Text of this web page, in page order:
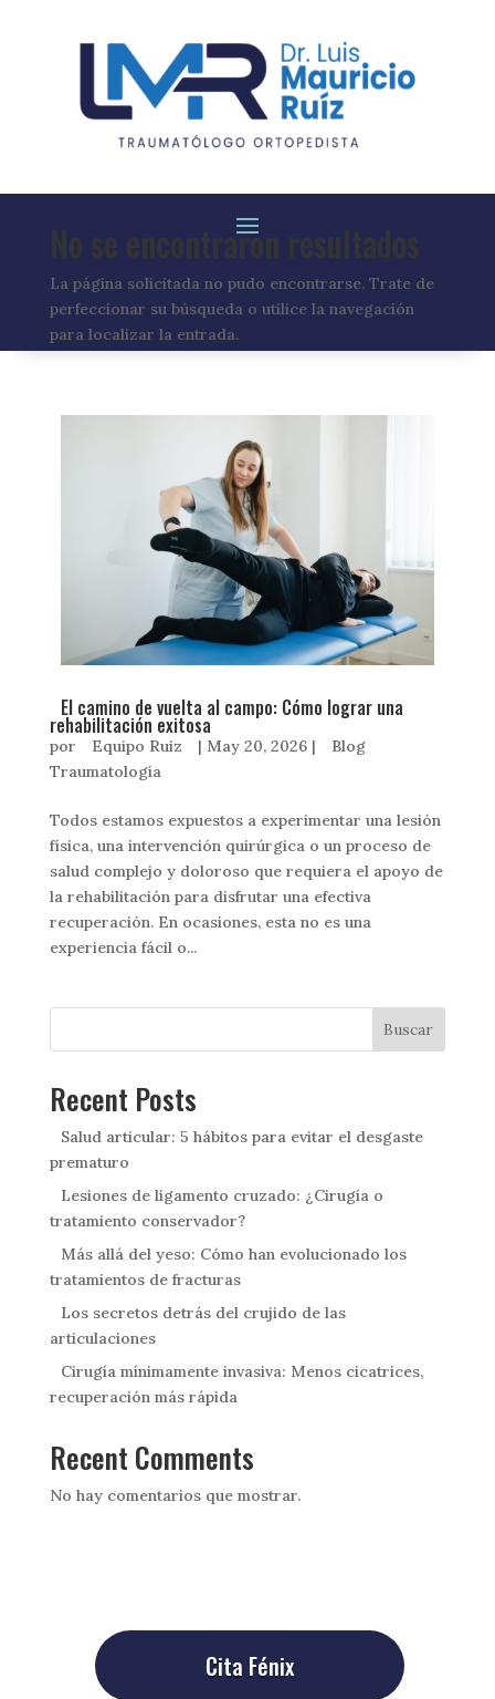
No se encontraron resultados
La página solicitada no pudo encontrarse. Trate de
perfeccionar su búsqueda o utilice la navegación
para localizar la entrada.
El camino de vuelta al campo: Cómo lograr una
rehabilitación exitosa
por Equipo Ruiz | May 20, 2026|
Blog
Traumatología
Todos estamos expuestos a experimentar una lesión
física, una intervención quirúrgica o un proceso de
salud complejo y doloroso que requiera el apoyo de
la rehabilitación para disfrutar una efectiva
recuperación. En ocasiones, esta no es una
experiencia fácil o...
Buscar
Recent Posts
Salud articular: 5 hábitos para evitar el desgaste
prematuro
Lesiones de ligamento cruzado: ¿Cirugía o
tratamiento conservador?
Más allá del yeso: Cómo han evolucionado los
tratamientos de fracturas
Los secretos detrás del crujido de las
articulaciones
Cirugía mínimamente invasiva: Menos cicatrices,
recuperación más rápida
Recent Comments
No hay comentarios que mostrar.
Cita Fénix